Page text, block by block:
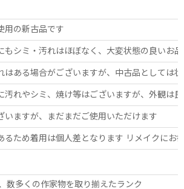
用の新古品です
もシミ・汚れはほぼなく、大変状態の良いお
はある場合がございますが、中古品としては
汚れやシミ、焼け等はございますが、外観は
いますが、まだまだご使用いただけます
るため着用は個人差となります リメイクにお
数多くの作家物を取り揃えたランク